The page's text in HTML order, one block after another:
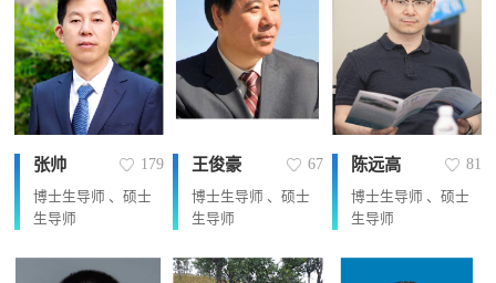
张帅 179
博士生导师 、硕士
生导师
王俊豪 67
博士生导师 、硕士
生导师
陈远高 81
博士生导师 、硕士
生导师